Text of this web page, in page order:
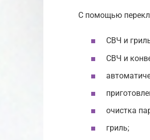
С помощью
СВЧ и
СВЧ и
очистка
гриль;